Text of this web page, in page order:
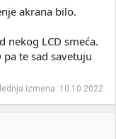
akrana bilo.
nekog LCD smeća.
te sad savetuju
izmena: 10.10.2022.